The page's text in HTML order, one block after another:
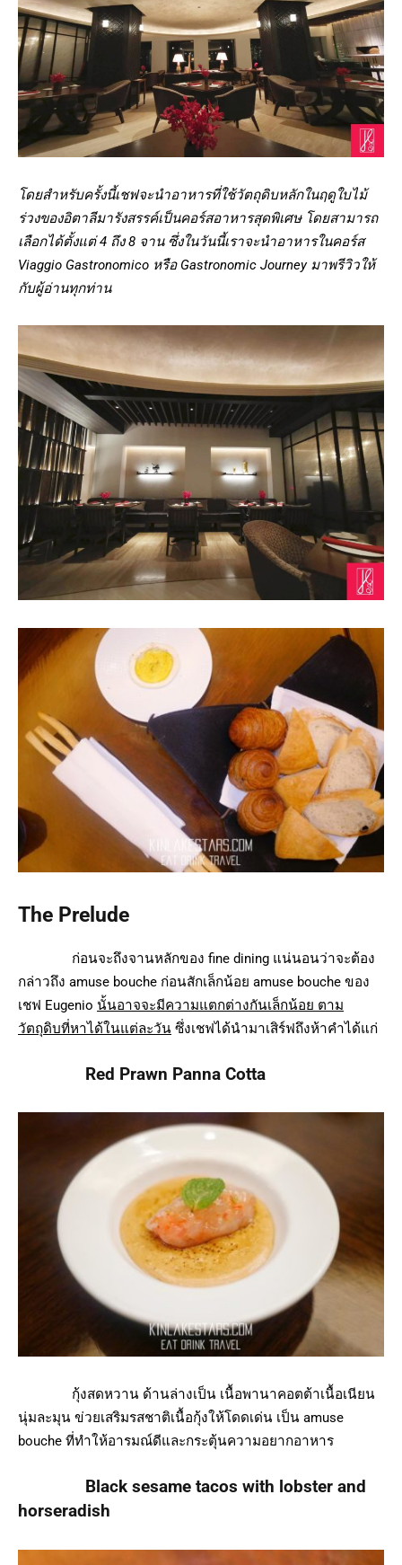
โดยสำหรับครั้งนี้เชฟจะนำอาหารที่ใช้วัตถุดิบหลักในฤดูใบไม้
ร่วงของอิตาลีมารังสรรค์เป็นคอร์สอาหารสุดพิเศษ โดยสามารถ
เลือกได้ตั้งแต่ 4 ถึง 8 จาน ซึ่งในวันนี้เราจะนำอาหารในคอร์ส
Viaggio Gastronomico หรือ Gastronomic Journey มาพรีวิวให้
กับผู้อ่านทุกท่าน
The Prelude
ก่อนจะถึงจานหลักของ fine dining แน่นอนว่าจะต้อง
กล่าวถึง amuse bouche ก่อนสักเล็กน้อย amuse bouche ของ
เชฟ Eugenio นั้นอาจจะมีความแตกต่างกันเล็กน้อย ตาม
วัตถุดิบที่หาได้ในแต่ละวัน ซึ่งเชฟได้นำมาเสิร์ฟถึงห้าคำได้แก่
Red Prawn Panna Cotta
กุ้งสดหวาน ด้านล่างเป็น เนื้อพานาคอตต้าเนื้อเนียน
นุ่มละมุน ข่วยเสริมรสชาติเนื้อกุ้งให้โดดเด่น เป็น amuse
bouche ที่ทำให้อารมณ์ดีและกระตุ้นความอยากอาหาร
Black sesame tacos with lobster and
horseradish